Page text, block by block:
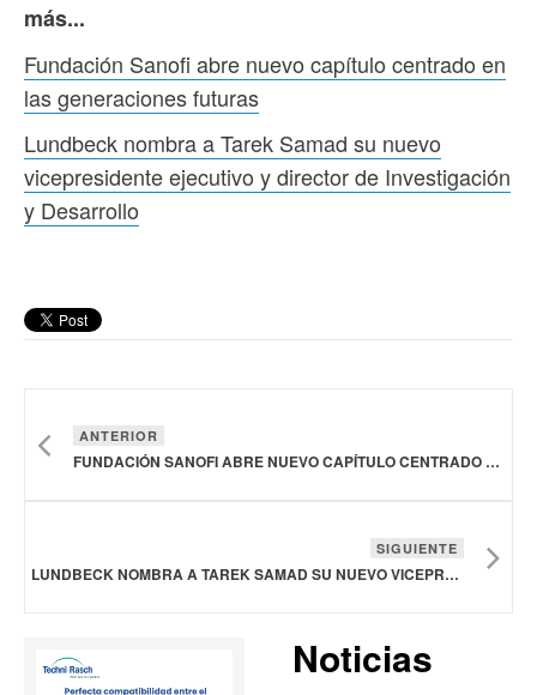
más...
Fundación Sanofi abre nuevo capítulo centrado en
las generaciones futuras
Lundbeck nombra a Tarek Samad su nuevo
vicepresidente ejecutivo y director de Investigación
y Desarrollo
ANTERIOR
FUNDACIÓN SANOFI ABRE NUEVO CAPÍTULO CENTRADO EN LAS GENERACIONES FUTURAS
SIGUIENTE
LUNDBECK NOMBRA A TAREK SAMAD SU NUEVO VICEPRESIDENTE EJECUTIVO Y DIRECTOR DE INVESTIGACIÓN Y DESARROLLO
Noticias